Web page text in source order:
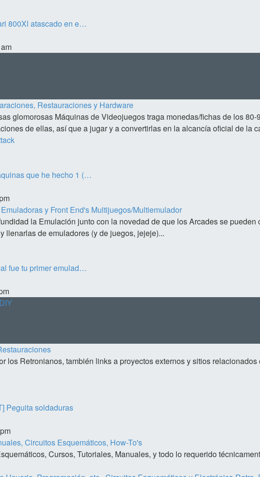
800Xl atascado en e…
Restauraciones y Hardware
glomorosas Máquinas de Videojuegos traga monedas/fichas de los 80-
de ellas, así que a jugar y a convertirlas en la alcancía oficial de la
que he hecho 1 (…
y Front End's Multijuegos/Multiemulador
la Emulación junto con la novedad de que los Arcades se pueden
llenarlas de emuladores (y de juegos, jejeje)...
fue tu primer emulad…
los Retronianos, también links a proyectos externos y sitios relacionados
Peguita soldaduras
Circuitos Esquemáticos, How-To's
Cursos, Tutoriales, Manuales, y todo lo requerido